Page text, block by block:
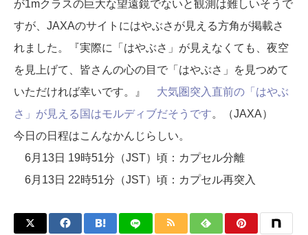
が1mクラスの巨大な望遠鏡でないと観測は難しいそうで
すが、JAXAのサイトにはやぶさが見える方角が掲載さ
れました。『実際に「はやぶさ」が見えなくても、夜空
を見上げて、皆さんの心の目で「はやぶさ」を見つめて
いただければ幸いです。』 大気圏突入直前の「はやぶ
さ」が見える国はモルディブだそうです。（JAXA）
今日の日程はこんなかんじらしい。
6月13日 19時51分（JST）頃：カプセル分離
6月13日 22時51分（JST）頃：カプセル再突入